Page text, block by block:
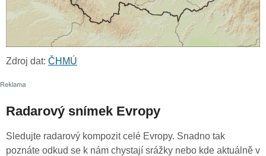
Zdroj dat: ČHMÚ
Radarový snímek Evropy
Sledujte radarový kompozit celé Evropy. Snadno tak
poznáte odkud se k nám chystají srážky nebo kde aktuálně v